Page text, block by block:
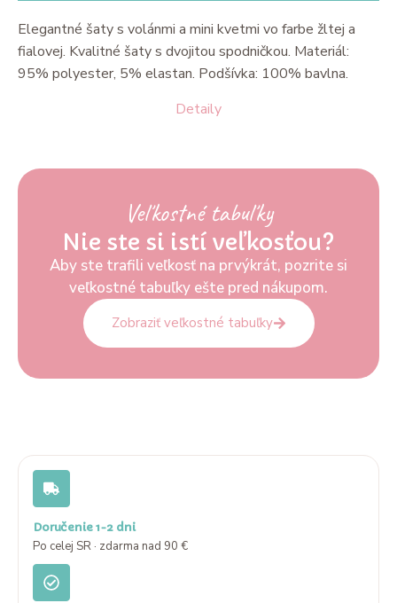
Detaily
Elegantné šaty s volánmi a mini kvetmi vo farbe žltej a
fialovej. Kvalitné šaty s dvojitou spodničkou. Materiál:
95% polyester, 5% elastan. Podšívka: 100% bavlna.
Veľkostné tabuľky
Nie ste si istí veľkosťou?
Aby ste trafili veľkosť na prvýkrát, pozrite si
veľkostné tabuľky ešte pred nákupom.
Zobraziť veľkostné tabuľky
Doručenie 1-2 dni
Po celej SR · zdarma nad 90 €